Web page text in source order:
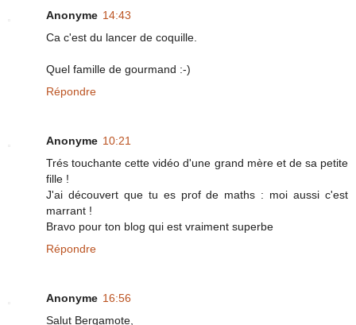
Anonyme 14:43
Ca c'est du lancer de coquille.
Quel famille de gourmand :-)
Répondre
Anonyme 10:21
Trés touchante cette vidéo d'une grand mère et de sa petite
fille !
J'ai découvert que tu es prof de maths : moi aussi c'est
marrant !
Bravo pour ton blog qui est vraiment superbe
Répondre
Anonyme 16:56
Salut Bergamote,